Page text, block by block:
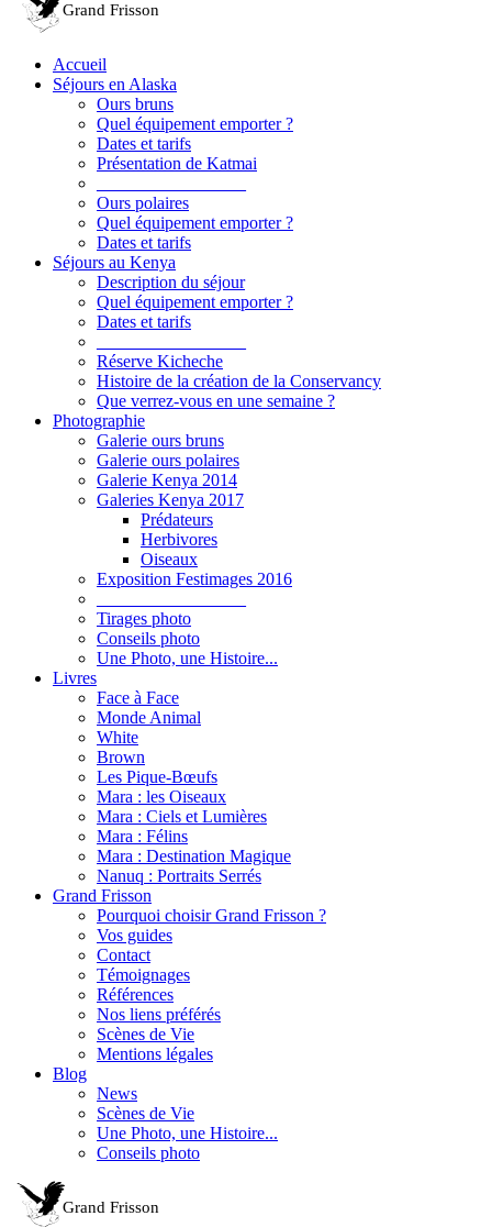
Accueil
Séjours en Alaska
Ours bruns
Quel équipement emporter ?
Dates et tarifs
Présentation de Katmai
Ours polaires
Quel équipement emporter ?
Dates et tarifs
Séjours au Kenya
Description du séjour
Quel équipement emporter ?
Dates et tarifs
Réserve Kicheche
Histoire de la création de la Conservancy
Que verrez-vous en une semaine ?
Photographie
Galerie ours bruns
Galerie ours polaires
Galerie Kenya 2014
Galeries Kenya 2017
Prédateurs
Herbivores
Oiseaux
Exposition Festimages 2016
Tirages photo
Conseils photo
Une Photo, une Histoire...
Livres
Face à Face
Monde Animal
White
Brown
Les Pique-Bœufs
Mara : les Oiseaux
Mara : Ciels et Lumières
Mara : Félins
Mara : Destination Magique
Nanuq : Portraits Serrés
Grand Frisson
Pourquoi choisir Grand Frisson ?
Vos guides
Contact
Témoignages
Références
Nos liens préférés
Scènes de Vie
Mentions légales
Blog
News
Scènes de Vie
Une Photo, une Histoire...
Conseils photo